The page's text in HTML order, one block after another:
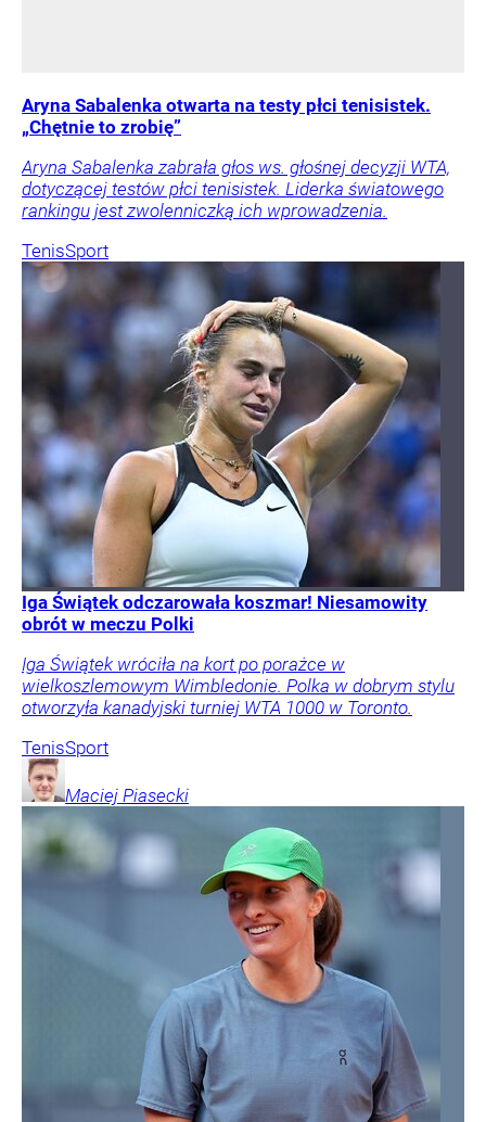
Aryna Sabalenka otwarta na testy płci tenisistek.
„Chętnie to zrobię”
Aryna Sabalenka zabrała głos ws. głośnej decyzji WTA,
dotyczącej testów płci tenisistek. Liderka światowego
rankingu jest zwolenniczką ich wprowadzenia.
TenisSport
Iga Świątek odczarowała koszmar! Niesamowity
obrót w meczu Polki
Iga Świątek wróciła na kort po porażce w
wielkoszlemowym Wimbledonie. Polka w dobrym stylu
otworzyła kanadyjski turniej WTA 1000 w Toronto.
TenisSport
Maciej Piasecki